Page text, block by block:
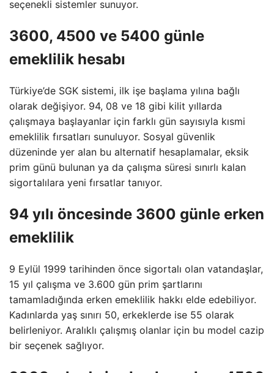
seçenekli sistemler sunuyor.
3600, 4500 ve 5400 günle
emeklilik hesabı
Türkiye’de SGK sistemi, ilk işe başlama yılına bağlı
olarak değişiyor. 94, 08 ve 18 gibi kilit yıllarda
çalışmaya başlayanlar için farklı gün sayısıyla kısmi
emeklilik fırsatları sunuluyor. Sosyal güvenlik
düzeninde yer alan bu alternatif hesaplamalar, eksik
prim günü bulunan ya da çalışma süresi sınırlı kalan
sigortalılara yeni fırsatlar tanıyor.
94 yılı öncesinde 3600 günle erken
emeklilik
9 Eylül 1999 tarihinden önce sigortalı olan vatandaşlar,
15 yıl çalışma ve 3.600 gün prim şartlarını
tamamladığında erken emeklilik hakkı elde edebiliyor.
Kadınlarda yaş sınırı 50, erkeklerde ise 55 olarak
belirleniyor. Aralıklı çalışmış olanlar için bu model cazip
bir seçenek sağlıyor.